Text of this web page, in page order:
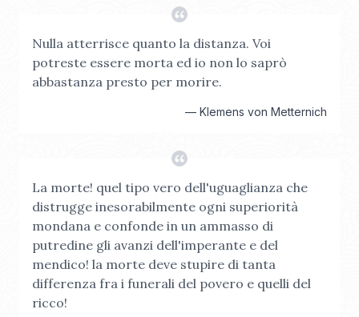
Nulla atterrisce quanto la distanza. Voi
potreste essere morta ed io non lo saprò
abbastanza presto per morire.
— Klemens von Metternich
La morte! quel tipo vero dell'uguaglianza che
distrugge inesorabilmente ogni superiorità
mondana e confonde in un ammasso di
putredine gli avanzi dell'imperante e del
mendico! la morte deve stupire di tanta
differenza fra i funerali del povero e quelli del
ricco!